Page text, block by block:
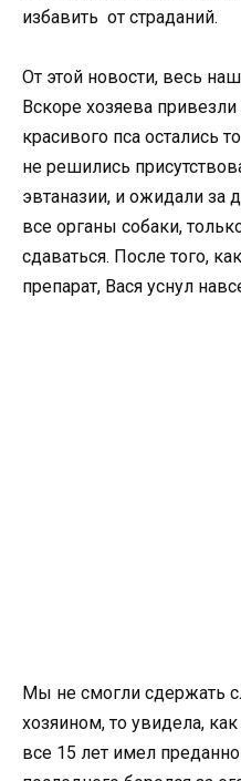
избавить от страданий.
От этой новости, весь
Вскоре хозяева
красивого пса остались
не решились
эвтаназии, и ожидали за
все органы собаки,
сдаваться. После того,
препарат, Вася уснул
Мы не смогли сдержать
хозяином, то увидела,
все 15 лет имел